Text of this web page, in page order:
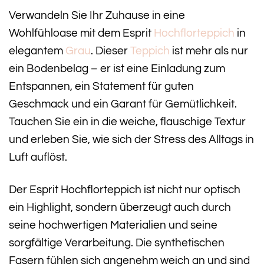
Verwandeln Sie Ihr Zuhause in eine
Wohlfühloase mit dem Esprit Hochflorteppich in
elegantem Grau. Dieser Teppich ist mehr als nur
ein Bodenbelag – er ist eine Einladung zum
Entspannen, ein Statement für guten
Geschmack und ein Garant für Gemütlichkeit.
Tauchen Sie ein in die weiche, flauschige Textur
und erleben Sie, wie sich der Stress des Alltags in
Luft auflöst.
Der Esprit Hochflorteppich ist nicht nur optisch
ein Highlight, sondern überzeugt auch durch
seine hochwertigen Materialien und seine
sorgfältige Verarbeitung. Die synthetischen
Fasern fühlen sich angenehm weich an und sind